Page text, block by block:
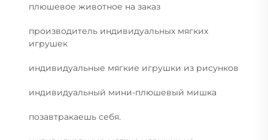
плюшевое животное на заказ
производитель индивидуальных мягких
игрушек
индивидуальные мягкие игрушки из рисунков
индивидуальный мини-плюшевый мишка
позавтракаешь себя.